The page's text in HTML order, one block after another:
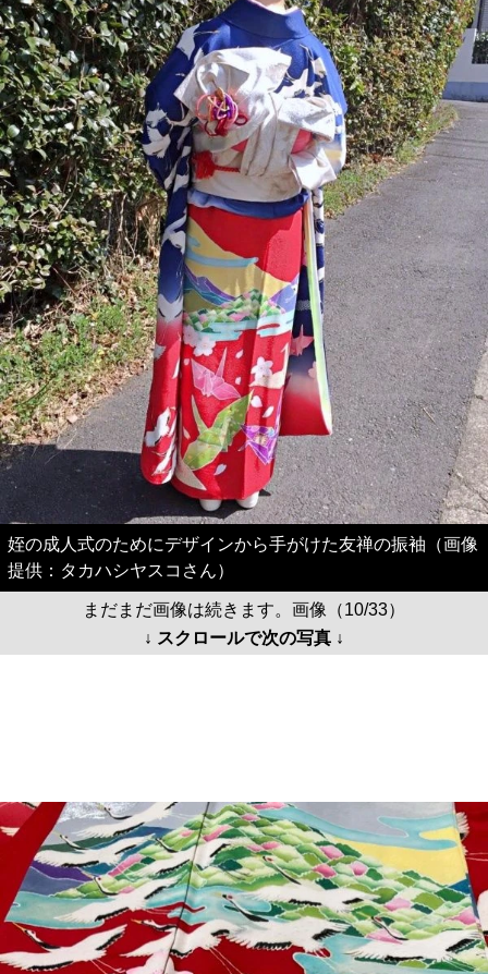
姪の成人式のためにデザインから手がけた友禅の振袖（画像
提供：タカハシヤスコさん）
まだまだ画像は続きます。画像（10/33）
↓ スクロールで次の写真 ↓